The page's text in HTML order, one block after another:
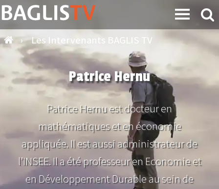
› Les Intervenants BAGLIS TV
Patrice Hernu
Patrice Hernu est docteur en
mathématiques et en économie
appliquée. Il est aussi administrateur de
l’INSEE. Il a été professeur en Economie et
en Développement Durable au sein de